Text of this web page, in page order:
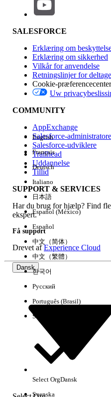
Funktionspåvirkning
Version
Experience
Her er nogle søgetips
Kontroller stavemåden for dine
SALESFORCE
Erklæring om
Erklæring om sikkerhed
Vilkår for anvendelse
Retningslinjer for
Cookie-præferencecenter
Uw
COMMUNITY
AppExchange
Salesforce-
Salesforce-udviklere
Trailhead
Uddannelse
Tillid
SUPPORT & SERVICES
Har du brug for hjælp? Find
ekspert.
Få support
Drevet afExperience Cloud
Dansk
English
Français
Deutsch
Italiano
日本語
Español (México)
Español
中文（简体）
中文（繁體）
한국어
Русский
Português (Brasil)
Suomi
Select OrgDansk
Svenska